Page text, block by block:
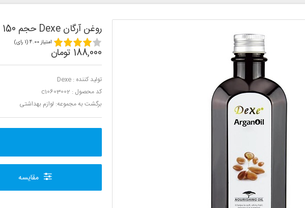
روغن آرگان Dexe حجم 150 میلی لیتر
امتیاز 4.00 (1 رای)
188,000 تومان
تولید کننده : Dexe
کد محصول : c10603002
برگشت به مجموعه: لوازم بهداشتی
مقایسه